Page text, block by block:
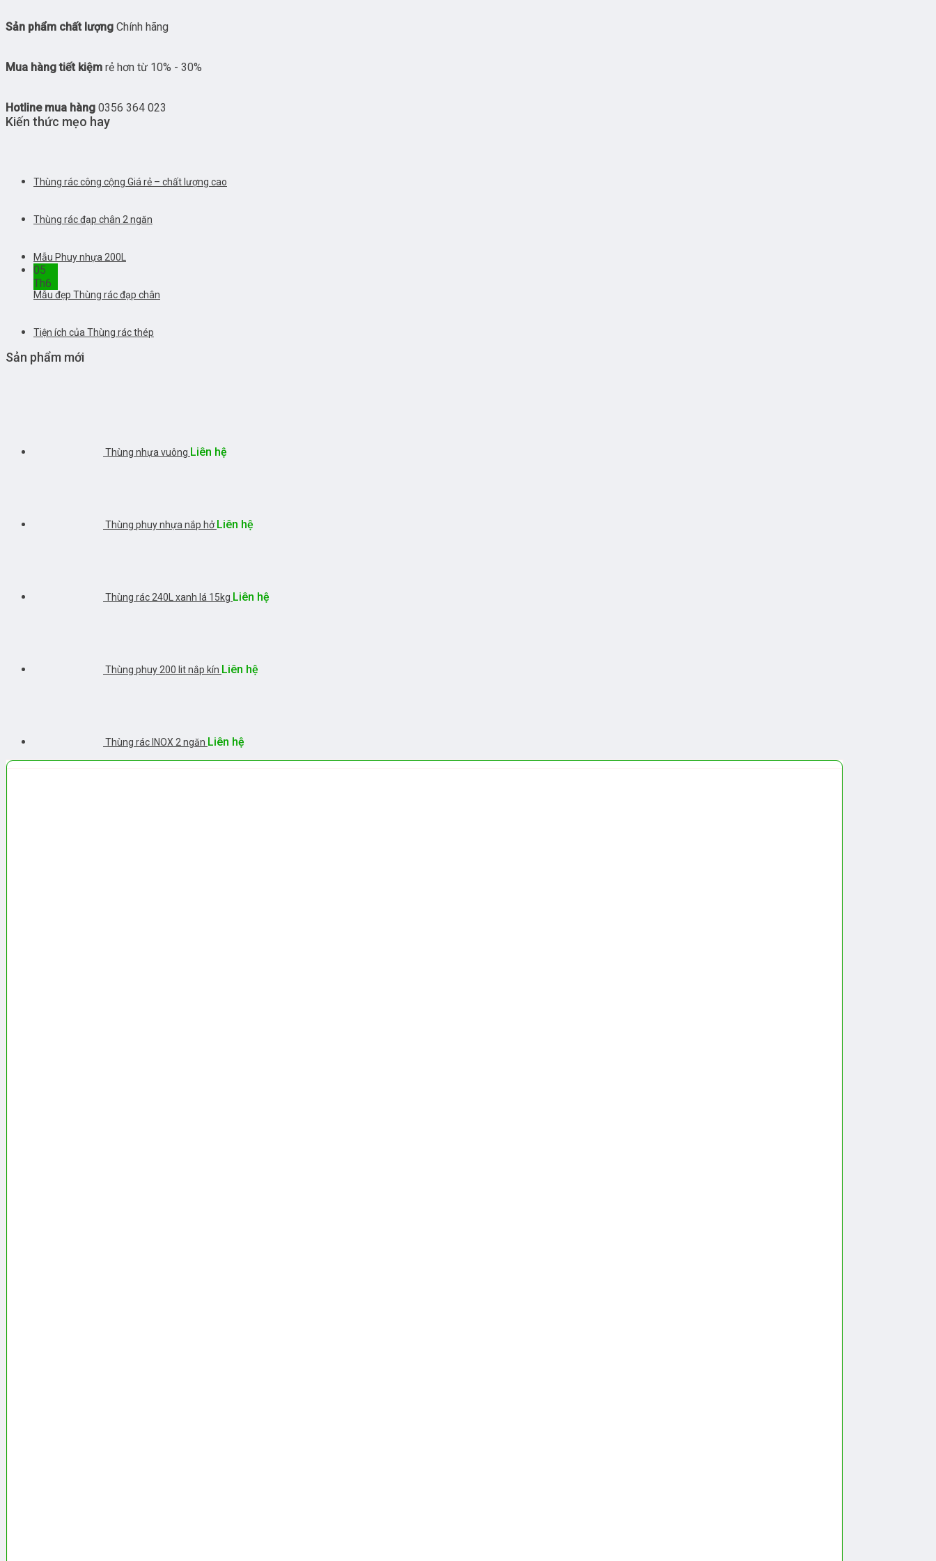
Sản phẩm chất lượng Chính hãng
Mua hàng tiết kiệm rẻ hơn từ 10% - 30%
Hotline mua hàng 0356 364 023
Kiến thức mẹo hay
Thùng rác công cộng Giá rẻ – chất lượng cao
Thùng rác đạp chân 2 ngăn
Mẫu Phuy nhựa 200L
05
Th6
Mẫu đẹp Thùng rác đạp chân
Tiện ích của Thùng rác thép
Sản phẩm mới
Thùng nhựa vuông Liên hệ
Thùng phuy nhựa nắp hở Liên hệ
Thùng rác 240L xanh lá 15kg Liên hệ
Thùng phuy 200 lit nắp kín Liên hệ
Thùng rác INOX 2 ngăn Liên hệ